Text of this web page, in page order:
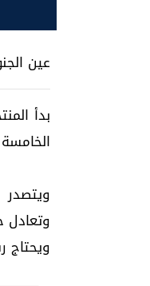
عين
بدأ
وتعادل
ويحتاج